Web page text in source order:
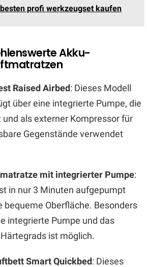
profi werkzeugset kaufen
Akku-
Raised Airbed: Dieses Modell
über eine integrierte Pumpe, die
als externer Kompressor für
Gegenstände verwendet
mit integrierter Pumpe:
in nur 3 Minuten aufgepumpt
bequeme Oberfläche. Besonders
integrierte Pumpe und das
ist möglich.
Smart Quickbed: Dieses